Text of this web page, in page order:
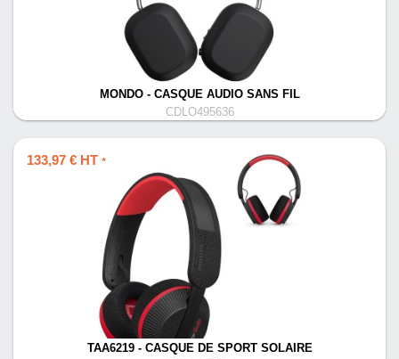
MONDO - CASQUE AUDIO SANS FIL
CDLO495636
133,97 € HT *
TAA6219 - CASQUE DE SPORT SOLAIRE